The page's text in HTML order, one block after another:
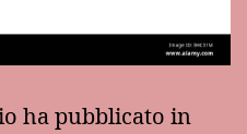
ha pubblicato in